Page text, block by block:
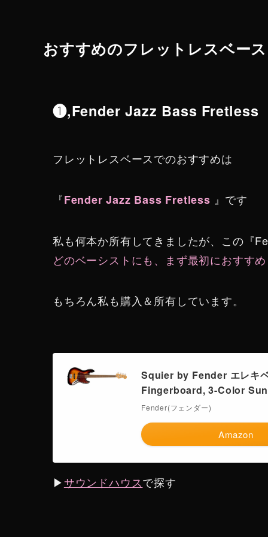
おすすめのフレットレスベース
❶,Fender Jazz Bass Fretless
フレットレスベースでのおすすめは
『Fender Jazz Bass Fretless 』です
私も何本か所有してきましたが、この『
どのベーシストにも、まず最初におすす
もちろん私も購入＆所有しています。
Squier by Fender エレキ
Fingerboard, 3-Color
Fender(フェンダー)
Amazon
▶︎サウンドハウスで探す